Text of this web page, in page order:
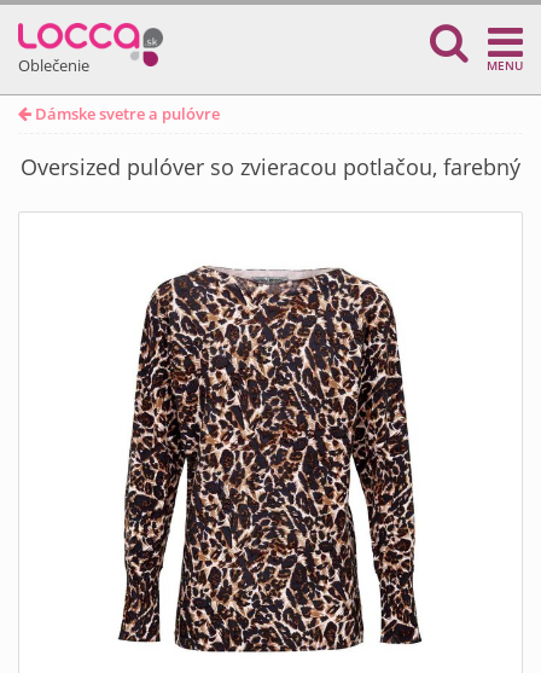
Oblečenie MENU
Dámske svetre a pulóvre
Oversized pulóver so zvieracou potlačou, farebný